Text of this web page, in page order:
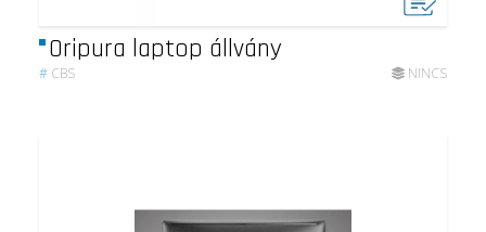
Oripura laptop állvány
# CBS NINCS